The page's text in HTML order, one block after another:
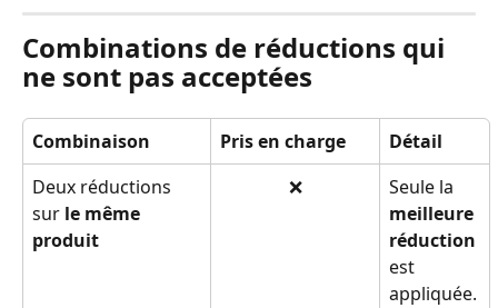
Combinations de réductions qui
ne sont pas acceptées
Combinaison Pris en charge
Détail
Deux réductions
sur le même
produit
❌
Seule la
meilleure
réduction
est
appliquée.